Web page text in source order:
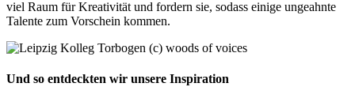
viel Raum für Kreativität und fordern sie, sodass einige ungeahnte
Talente zum Vorschein kommen.
Und so entdeckten wir unsere Inspiration